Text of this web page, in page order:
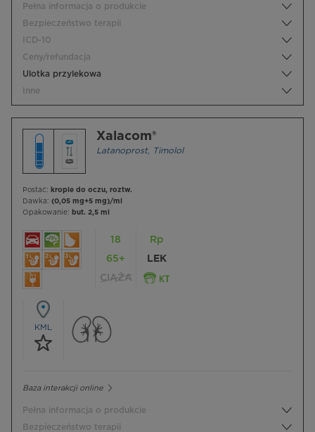
Pełna informacja o produkcie
Bezpieczeństwo terapii
ICD-10
Ceny/refundacja
Ulotka przylekowa
Inne
Xalacom®
Latanoprost, Timolol
Postać: krople do oczu, roztw.
Dawka: (0,05 mg+5 mg)/ml
Opakowanie: but. 2,5 ml
18
65+
CIĄŻA
Rp
LEK
KML
Baza interakcji online
Pełna informacja o produkcie
Bezpieczeństwo terapii